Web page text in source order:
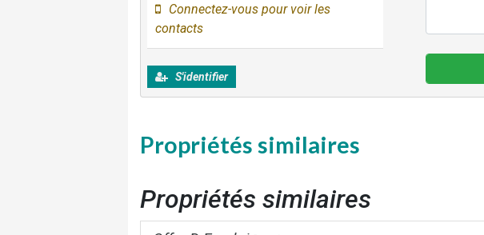
Connectez-vous pour voir les
contacts
S'identifier
Propriétés similaires
Propriétés similaires